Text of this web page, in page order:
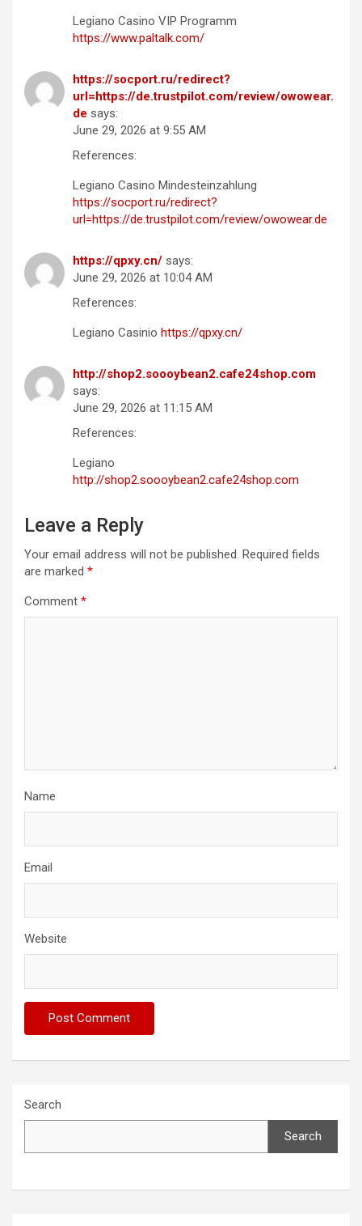
Legiano Casino VIP Programm
https://www.paltalk.com/
https://socport.ru/redirect?
url=https://de.trustpilot.com/review/owowear.
de says:
June 29, 2026 at 9:55 AM
References:
Legiano Casino Mindesteinzahlung
https://socport.ru/redirect?
url=https://de.trustpilot.com/review/owowear.de
https://qpxy.cn/ says:
June 29, 2026 at 10:04 AM
References:
Legiano Casinio https://qpxy.cn/
http://shop2.soooybean2.cafe24shop.com
says:
June 29, 2026 at 11:15 AM
References:
Legiano
http://shop2.soooybean2.cafe24shop.com
Leave a Reply
Your email address will not be published. Required fields
are marked *
Comment *
Name
Email
Website
Search
Search